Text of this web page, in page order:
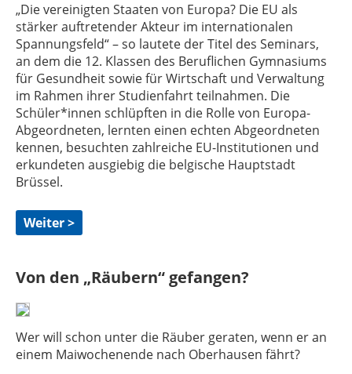
„Die vereinigten Staaten von Europa? Die EU als
stärker auftretender Akteur im internationalen
Spannungsfeld“ – so lautete der Titel des Seminars,
an dem die 12. Klassen des Beruflichen Gymnasiums
für Gesundheit sowie für Wirtschaft und Verwaltung
im Rahmen ihrer Studienfahrt teilnahmen. Die
Schüler*innen schlüpften in die Rolle von Europa-
Abgeordneten, lernten einen echten Abgeordneten
kennen, besuchten zahlreiche EU-Institutionen und
erkundeten ausgiebig die belgische Hauptstadt
Brüssel.
Weiter >
Von den „Räubern“ gefangen?
Wer will schon unter die Räuber geraten, wenn er an
einem Maiwochenende nach Oberhausen fährt?